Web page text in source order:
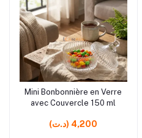
Ajouter au panier
Mini Bonbonnière en Verre
avec Couvercle 150 ml
(د.ت) 4,200